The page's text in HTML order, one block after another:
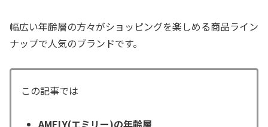
幅広い年齢層の方々がショッピングを楽しめる商品ライン
ナップで人気のブランドです。
この記事では